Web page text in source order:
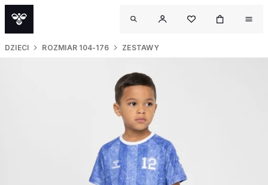
DZIECI ROZMIAR 104-176 ZESTAWY